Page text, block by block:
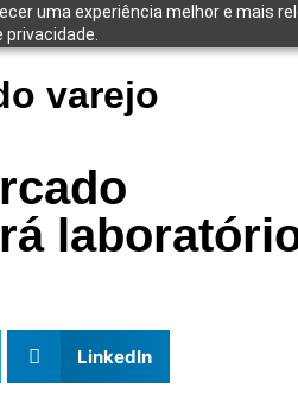
uma experiência melhor e mais
varejo
LinkedIn